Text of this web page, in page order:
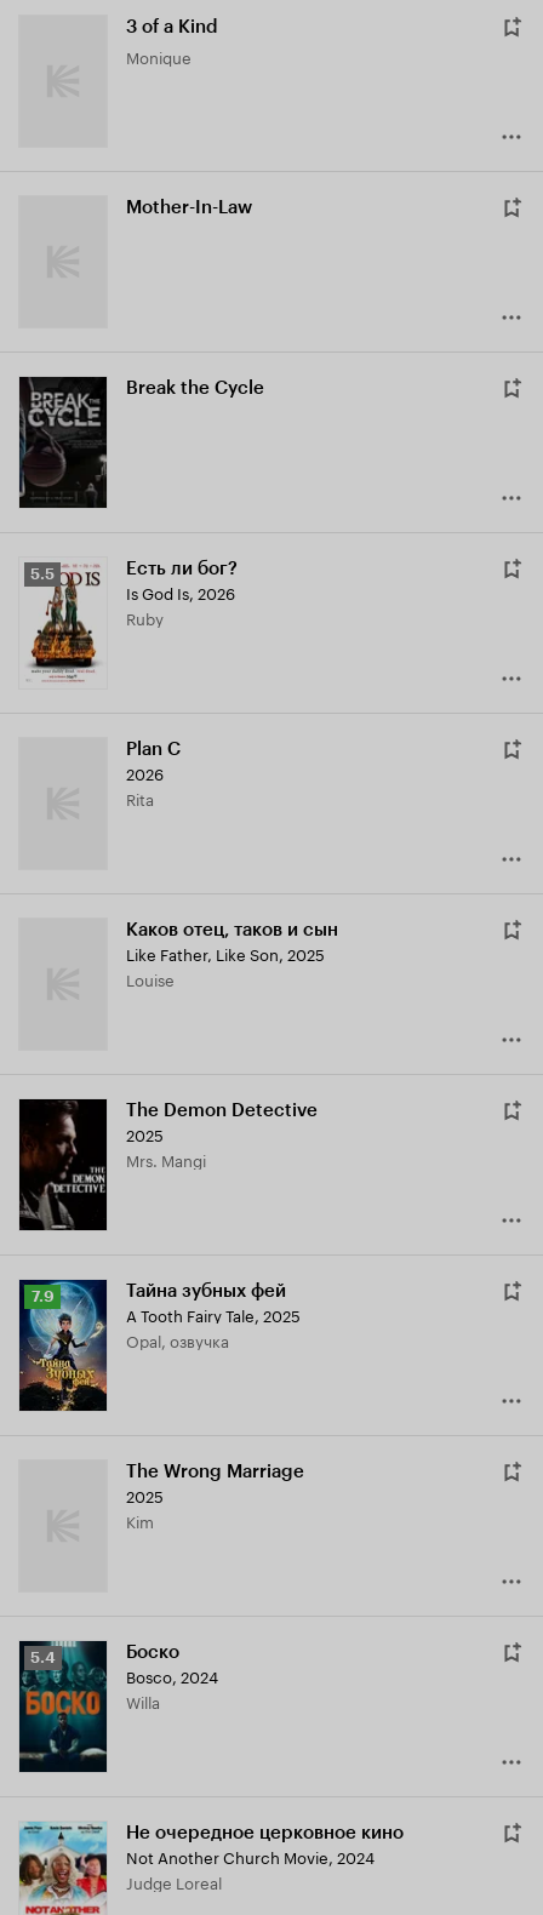
3 of a Kind
Monique
Mother-In-Law
Break the Cycle
Рейтинг
Кинопоиска
5.5
5.5 Есть ли бог?
Is God Is, 2026
Ruby
Plan C
2026
Rita
Каков отец, таков и сын
Like Father, Like Son, 2025
Louise
The Demon Detective
2025
Mrs. Mangi
Рейтинг
Кинопоиска
7.9
7.9 Тайна зубных фей
A Tooth Fairy Tale, 2025
Opal, озвучка
The Wrong Marriage
2025
Kim
Рейтинг
Кинопоиска
5.4
5.4 Боско
Bosco, 2024
Willa
Не очередное церковное кино
Not Another Church Movie, 2024
Judge Loreal